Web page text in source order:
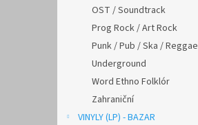
OST / Soundtrack
Prog Rock / Art Rock
Punk / Pub / Ska / Reggae
Underground
Word Ethno Folklór
Zahraniční
VINYLY (LP) - BAZAR